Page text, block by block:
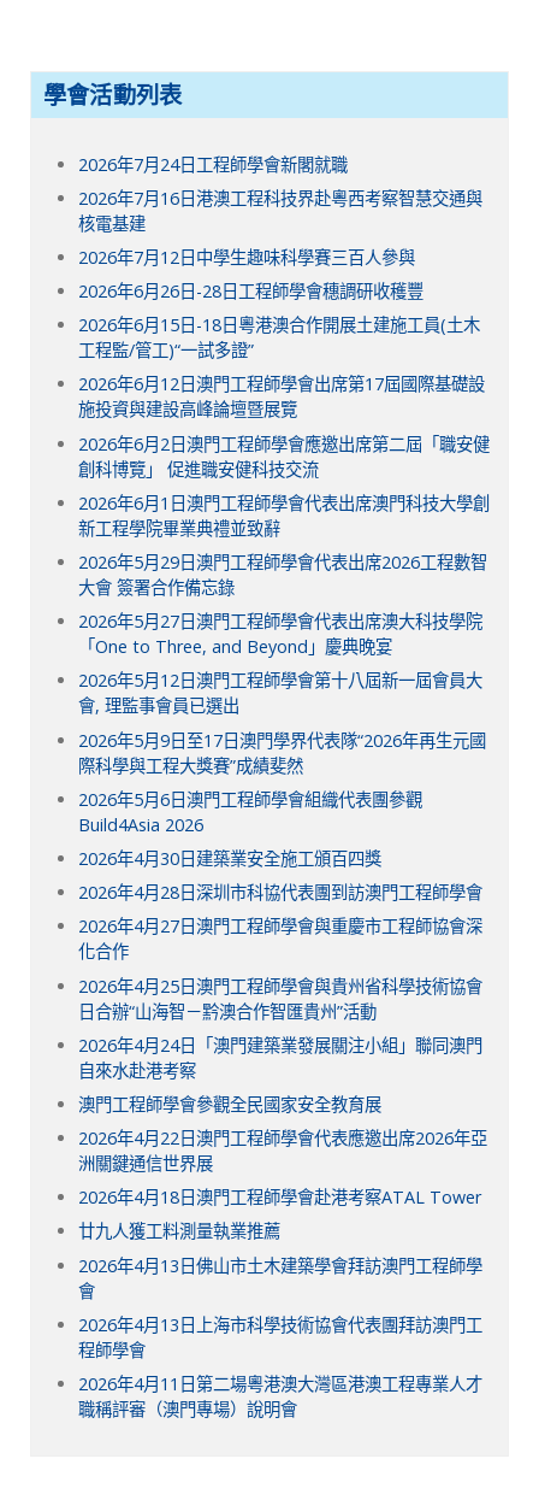
學會活動列表
2026年7月24日工程師學會新閣就職
2026年7月16日港澳工程科技界赴粵西考察智慧交通與
核電基建
2026年7月12日中學生趣味科學賽三百人參與
2026年6月26日-28日工程師學會穗調研收穫豐
2026年6月15日-18日粵港澳合作開展土建施工員(土木
工程監/管工)“一試多證”
2026年6月12日澳門工程師學會出席第17屆國際基礎設
施投資與建設高峰論壇暨展覽
2026年6月2日澳門工程師學會應邀出席第二屆「職安健
創科博覽」 促進職安健科技交流
2026年6月1日澳門工程師學會代表出席澳門科技大學創
新工程學院畢業典禮並致辭
2026年5月29日澳門工程師學會代表出席2026工程數智
大會 簽署合作備忘錄
2026年5月27日澳門工程師學會代表出席澳大科技學院
「One to Three, and Beyond」慶典晚宴
2026年5月12日澳門工程師學會第十八屆新一屆會員大
會, 理監事會員已選出
2026年5月9日至17日澳門學界代表隊“2026年再生元國
際科學與工程大獎賽”成績斐然
2026年5月6日澳門工程師學會組織代表團參觀
Build4Asia 2026
2026年4月30日建築業安全施工頒百四獎
2026年4月28日深圳市科協代表團到訪澳門工程師學會
2026年4月27日澳門工程師學會與重慶市工程師協會深
化合作
2026年4月25日澳門工程師學會與貴州省科學技術協會
日合辦“山海智－黔澳合作智匯貴州”活動
2026年4月24日「澳門建築業發展關注小組」聯同澳門
自來水赴港考察
澳門工程師學會參觀全民國家安全教育展
2026年4月22日澳門工程師學會代表應邀出席2026年亞
洲關鍵通信世界展
2026年4月18日澳門工程師學會赴港考察ATAL Tower
廿九人獲工料測量執業推薦
2026年4月13日佛山市土木建築學會拜訪澳門工程師學
會
2026年4月13日上海市科學技術協會代表團拜訪澳門工
程師學會
2026年4月11日第二場粵港澳大灣區港澳工程專業人才
職稱評審（澳門專場）說明會